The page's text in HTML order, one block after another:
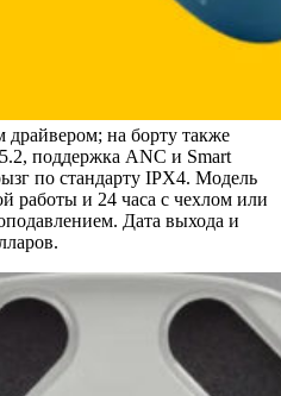
драйвером; на борту также
поддержка ANC и Smart
по стандарту IPX4. Модель
работы и 24 часа с чехлом или
Дата выхода и